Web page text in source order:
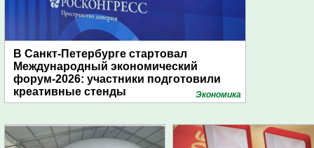
В Санкт-Петербурге стартовал
Международный экономический
форум-2026: участники подготовили
креативные стенды
Экономика